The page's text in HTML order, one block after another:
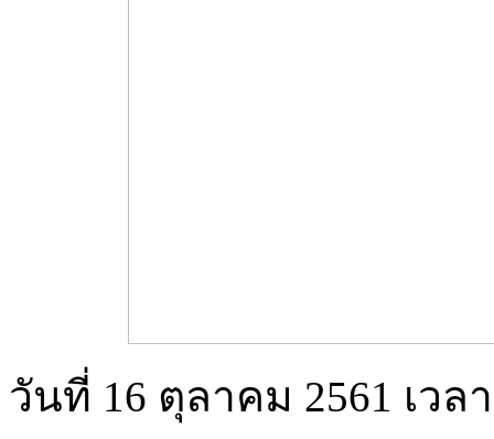
วันที่ 16 ตุลาคม 2561 เว